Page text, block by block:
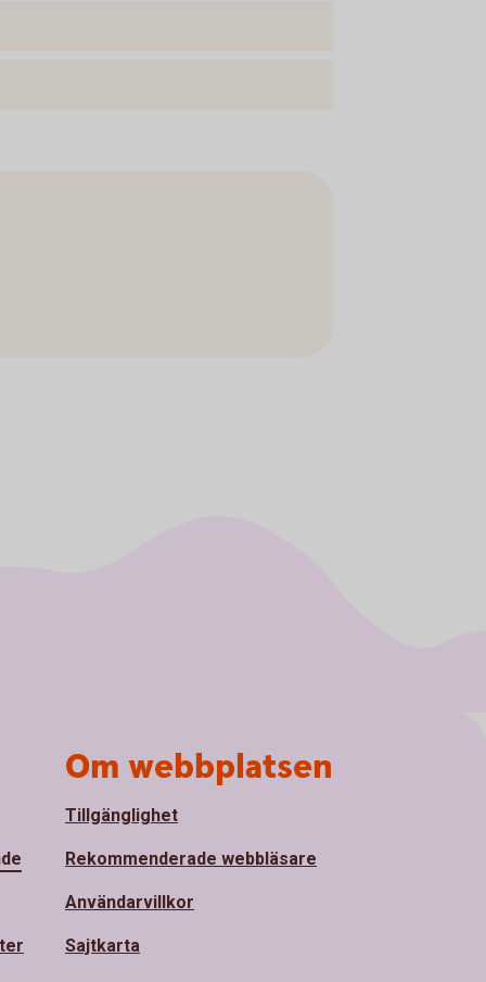
Om webbplatsen
Tillgänglighet
Rekommenderade webbläsare
Användarvillkor
Sajtkarta